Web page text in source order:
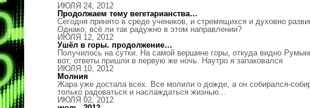
ИЮЛЯ 24, 2012
Продолжаем тему вегетарианства…
Сегодня принято в среде учеников, и стремящихся и духовно
Однако, всё ли так радужно в этом направлении?
ИЮЛЯ 12, 2012
Ушёл в горы. продолжение…
Получилось на сутки. На самой вершине горы, откуда видно
вот, ответы пришли в первую же ночь. Наутро я запаковался
ИЮЛЯ 10, 2012
Молния
Жара уже достала всех. Все молили о дожде, а он собирался-
только радоваться и наслаждаться жизнью...
ИЮЛЯ 02, 2012